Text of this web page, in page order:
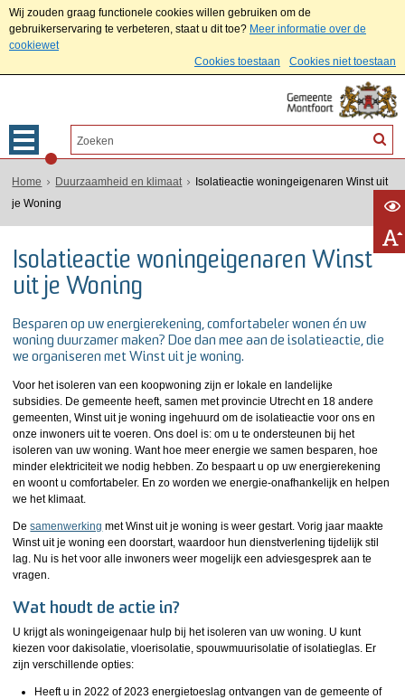
Wij zouden graag functionele cookies willen gebruiken om de
gebruikerservaring te verbeteren, staat u dit toe? Meer informatie over de
cookiewet
Cookies toestaan
Cookies niet toestaan
Home Duurzaamheid en klimaat
Isolatieactie woningeigenaren Winst uit
je Woning
Isolatieactie woningeigenaren Winst
uit je Woning
Besparen op uw energierekening, comfortabeler wonen én uw
woning duurzamer maken? Doe dan mee aan de isolatieactie, die
we organiseren met Winst uit je woning.
Voor het isoleren van een koopwoning zijn er lokale en landelijke
subsidies. De gemeente heeft, samen met provincie Utrecht en 18 andere
gemeenten, Winst uit je woning ingehuurd om de isolatieactie voor ons en
onze inwoners uit te voeren. Ons doel is: om u te ondersteunen bij het
isoleren van uw woning. Want hoe meer energie we samen besparen, hoe
minder elektriciteit we nodig hebben. Zo bespaart u op uw energierekening
en woont u comfortabeler. En zo worden we energie-onafhankelijk en helpen
we het klimaat.
Desamenwerking met Winst uit je woning is weer gestart. Vorig jaar maakte
Winst uit je woning een doorstart, waardoor hun dienstverlening tijdelijk stil
lag. Nu is het voor alle inwoners weer mogelijk een adviesgesprek aan te
vragen.
Wat houdt de actie in?
U krijgt als woningeigenaar hulp bij het isoleren van uw woning. U kunt
kiezen voor dakisolatie, vloerisolatie, spouwmuurisolatie of isolatieglas. Er
zijn verschillende opties:
Heeft u in 2022 of 2023 energietoeslag ontvangen van de gemeente of